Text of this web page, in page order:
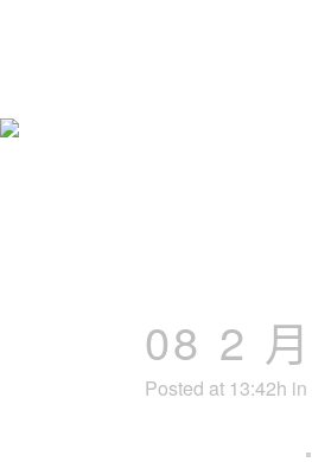
08 2 月
Posted at 13:42h in